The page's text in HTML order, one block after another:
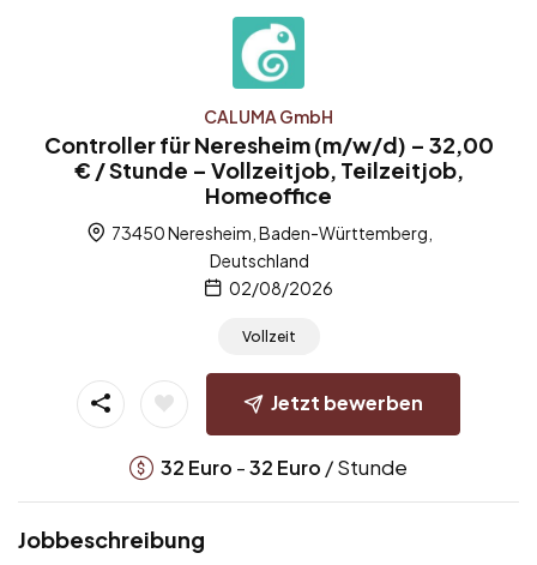
CALUMA GmbH
Controller für Neresheim (m/w/d) – 32,00
€ / Stunde – Vollzeitjob, Teilzeitjob,
Homeoffice
73450 Neresheim, Baden-Württemberg,
Deutschland
02/08/2026
Vollzeit
Jetzt bewerben
32 Euro -32 Euro / Stunde
Jobbeschreibung